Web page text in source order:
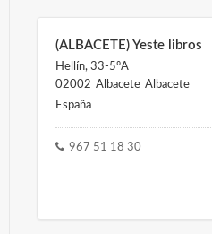
(ALBACETE) Yeste libros
Hellín, 33-5ºA
02002 Albacete Albacete
España
967 51 18 30